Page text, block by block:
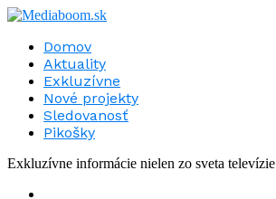
Domov
Aktuality
Exkluzívne
Nové projekty
Sledovanosť
Pikošky
Exkluzívne informácie nielen zo sveta televízie